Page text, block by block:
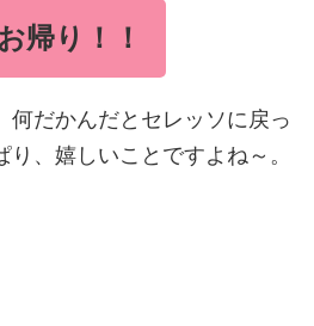
帰り！！
何だかんだとセレッソに戻っ
、嬉しいことですよね～。